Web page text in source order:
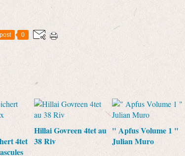
0
4tet
Hillai Govreen 4tet au
38 Riv
" Apfus Volume 1 "
Julian Muro